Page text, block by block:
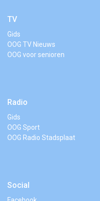
TV
Gids
OOG TV Nieuws
OOG voor senioren
Radio
Gids
OOG Sport
OOG Radio Stadsplaat
Social